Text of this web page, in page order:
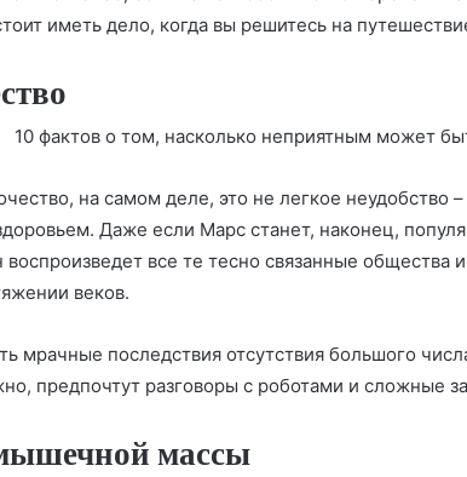
иметь дело, когда вы решитесь на
на самом деле, это не легкое неудобство
Даже если Марс станет, наконец,
воспроизведет все те тесно связанные общества
веков.
мрачные последствия отсутствия большого
предпочтут разговоры с роботами и сложные
массы